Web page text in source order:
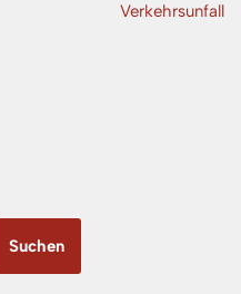
Verkehrsunfall
Suchen